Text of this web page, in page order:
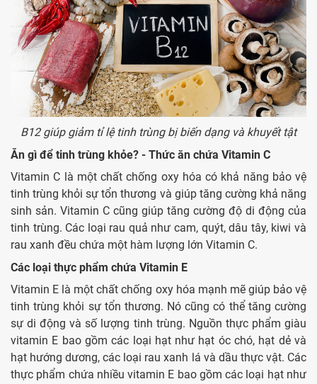
B12 giúp giảm tỉ lệ tinh trùng bị biến dạng và khuyết tật
Ăn gì để tinh trùng khỏe? - Thức ăn chứa Vitamin C
Vitamin C là một chất chống oxy hóa có khả năng bảo vệ
tinh trùng khỏi sự tổn thương và giúp tăng cường khả năng
sinh sản. Vitamin C cũng giúp tăng cường độ di động của
tinh trùng. Các loại rau quả như cam, quýt, dâu tây, kiwi và
rau xanh đều chứa một hàm lượng lớn Vitamin C.
Các loại thực phẩm chứa Vitamin E
Vitamin E là một chất chống oxy hóa mạnh mẽ giúp bảo vệ
tinh trùng khỏi sự tổn thương. Nó cũng có thể tăng cường
sự di động và số lượng tinh trùng. Nguồn thực phẩm giàu
vitamin E bao gồm các loại hạt như hạt óc chó, hạt dẻ và
hạt hướng dương, các loại rau xanh lá và dầu thực vật. Các
thực phẩm chứa nhiều vitamin E bao gồm các loại hạt như